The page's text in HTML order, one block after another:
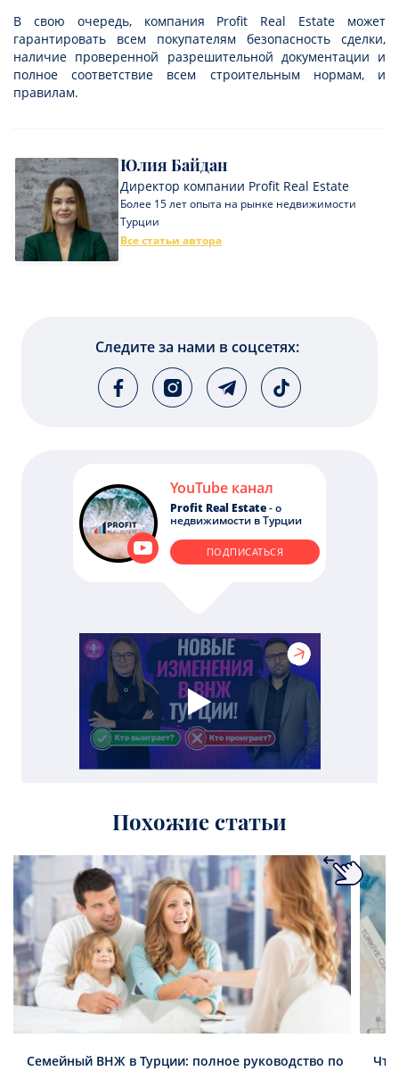
В свою очередь, компания Profit Real Estate может
гарантировать всем покупателям безопасность сделки,
наличие проверенной разрешительной документации и
полное соответствие всем строительным нормам, и
правилам.
Юлия Байдан
Директор компании Profit Real Estate
Более 15 лет опыта на рынке недвижимости
Турции
Все статьи автора
Следите за нами в соцсетях:
YouTube канал
Profit Real Estate- о
недвижимости в Турции
ПОДПИСАТЬСЯ
Похожие статьи
Семейный ВНЖ в Турции: полное руководство по
Что